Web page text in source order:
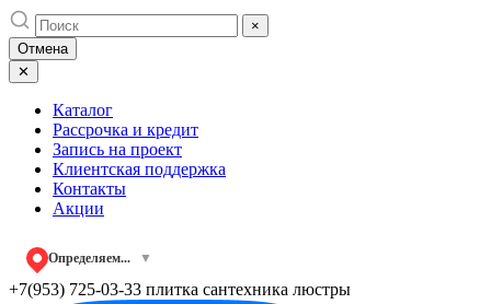
Skip
to
content
×
Отмена
✕
Каталог
Рассрочка и кредит
Запись на проект
Клиентская поддержка
Контакты
Акции
Определяем... ▼
+7(953) 725-03-33 плитка сантехника люстры